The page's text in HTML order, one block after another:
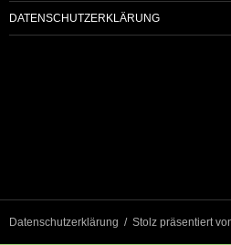
DATENSCHUTZERKLÄRUNG
Datenschutzerklärung Stolz präsentiert